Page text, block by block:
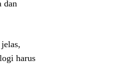
dan
harus